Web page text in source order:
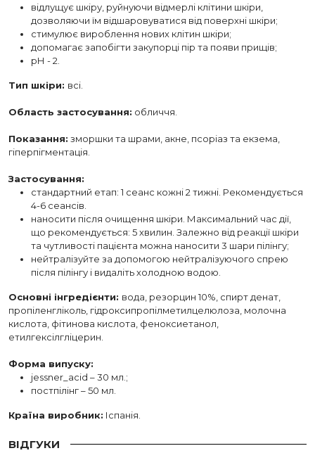
відлущує шкіру, руйнуючи відмерлі клітини шкіри,
дозволяючи їм відшаровуватися від поверхні шкіри;
стимулює вироблення нових клітин шкіри;
допомагає запобігти закупорці пір та появи прищів;
рН - 2.
Тип шкіри: всі.
Область застосування: обличчя.
Показання: зморшки та шрами, акне, псоріаз та екзема,
гіперпігментація.
Застосування:
стандартний етап: 1 сеанс кожні 2 тижні. Рекомендується
4-6 сеансів.
наносити після очищення шкіри. Максимальний час дії,
що рекомендується: 5 хвилин. Залежно від реакції шкіри
та чутливості пацієнта можна наносити 3 шари пілінгу;
нейтралізуйте за допомогою нейтралізуючого спрею
після пілінгу і видаліть холодною водою.
Основні інгредієнти: вода, резорцин 10%, спирт денат,
пропіленгліколь, гідроксипропілметилцелюлоза, молочна
кислота, фітинова кислота, феноксиетанол,
етилгексілгліцерин.
Форма випуску:
jessner_acid – 30 мл.;
постпілінг – 50 мл.
Країна виробник: Іспанія.
ВІДГУКИ